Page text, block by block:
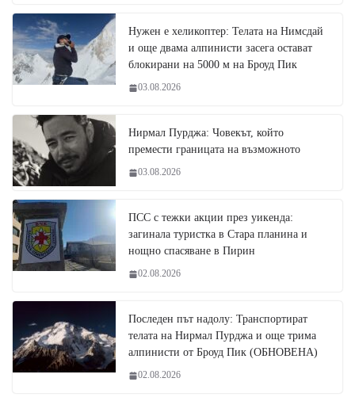
Нужен е хеликоптер: Телата на Нимсдай
и още двама алпинисти засега остават
блокирани на 5000 м на Броуд Пик
03.08.2026
Нирмал Пурджа: Човекът, който
премести границата на възможното
03.08.2026
ПСС с тежки акции през уикенда:
загинала туристка в Стара планина и
нощно спасяване в Пирин
02.08.2026
Последен път надолу: Транспортират
телата на Нирмал Пурджа и още трима
алпинисти от Броуд Пик (ОБНОВЕНА)
02.08.2026